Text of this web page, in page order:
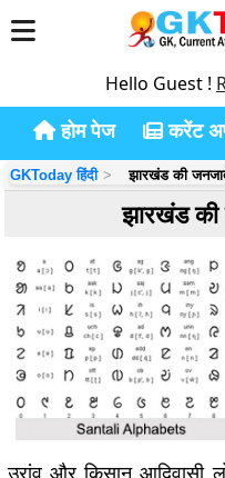
Hello Guest !
होम पेज करेंट
GKToday हिंदी झारखंड की
झारखंड की
उरांव और किसान आदिवासी